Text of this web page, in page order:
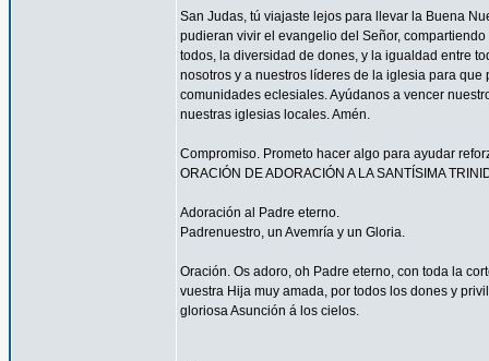
San Judas, tú viajaste lejos para llevar la Buena
pudieran vivir el evangelio del Señor,
todos, la diversidad de dones, y la igualdad entre
nosotros y a nuestros líderes de la iglesia para
comunidades eclesiales. Ayúdanos a vencer
nuestras iglesias locales. Amén.
Compromiso. Prometo hacer algo para ayudar
ORACIÓN DE ADORACIÓN A LA SANTÍSIMA
Adoración al Padre eterno.
Padrenuestro, un Avemría y un Gloria.
Oración. Os adoro, oh Padre eterno, con toda la
vuestra Hija muy amada, por todos los dones y
gloriosa Asunción á los cielos.